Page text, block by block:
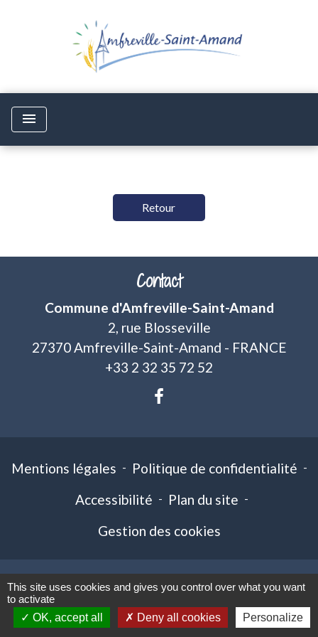
menu
Retour
Contact
Commune d'Amfreville-Saint-Amand
2, rue Blosseville
27370 Amfreville-Saint-Amand - FRANCE
+33 2 32 35 72 52
Mentions légales - Politique de confidentialité -
Accessibilité - Plan du site -
Gestion des cookies
Site créé en partenariat avec Réseau des Communes
This site uses cookies and gives you control over what you want
to activate
OK, accept all
Deny all cookies Personalize